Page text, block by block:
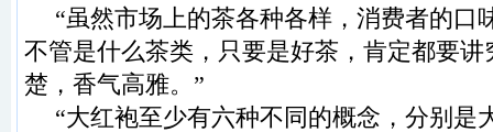
“虽然市场上的茶各种各样，消费者的口
不管是什么茶类，只要是好茶，肯定都要
楚，香气高雅。”
“大红袍至少有六种不同的概念，分别是